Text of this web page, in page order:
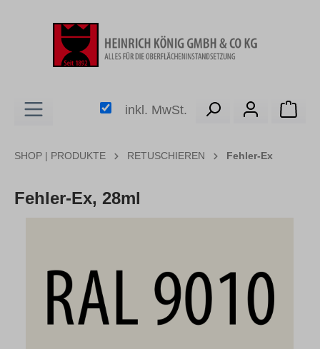
inkl. MwSt.
SHOP | PRODUKTE RETUSCHIEREN Fehler-Ex
Fehler-Ex, 28ml